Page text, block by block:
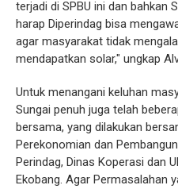
terjadi di SPBU ini dan bahkan
harap Diperindag bisa
agar masyarakat tidak
mendapatkan solar," ungkap
Untuk menangani keluhan
Sungai penuh juga telah
bersama, yang dilakukan
Perekonomian dan
Perindag, Dinas Koperasi dan
Ekobang. Agar Permasalahan